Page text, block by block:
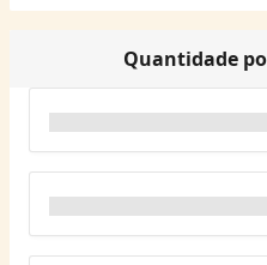
Quantidade